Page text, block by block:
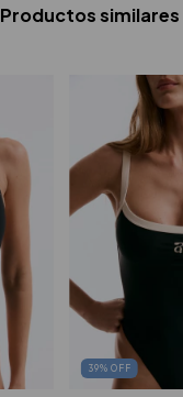
Productos similares
39% OFF